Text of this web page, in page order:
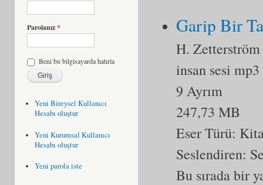
Parolanız*
Beni bu bilgisayarda hatırla
Yeni Bireysel Kullanıcı
Hesabı oluştur
Yeni Kurumsal Kullanıcı
Hesabı oluştur
Yeni parola iste
Garip Bir
H. Zetterström
insan sesi mp3
9 Ayrım
247,73 MB
Eser Türü:
Seslendiren:
Bu sırada bir